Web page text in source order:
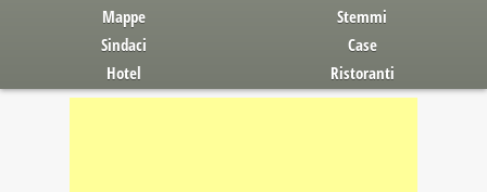
Mappe
Stemmi
Sindaci
Case
Hotel
Ristoranti